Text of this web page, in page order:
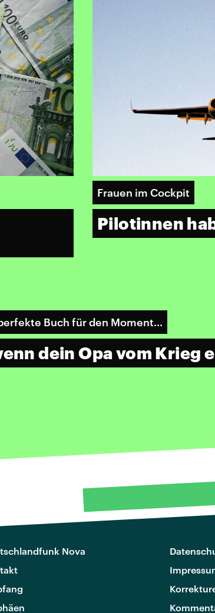
Frauen im Cockpit
Pilotinnen
Buch für den Moment...
dein Opa vom Krieg
Nova